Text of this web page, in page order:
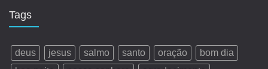
Tags
deus jesus salmo santo oração
bom dia